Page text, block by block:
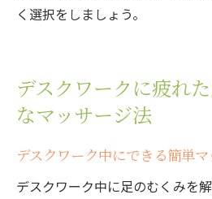
く選択をしましょう。
デスクワークに疲れ
なマッサージ法
デスクワーク中にできる簡単
デスクワーク中に足のむくみを